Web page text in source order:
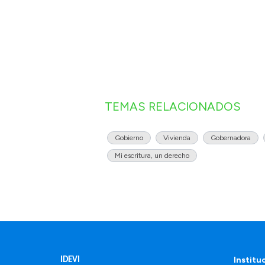
TEMAS RELACIONADOS
Gobierno Vivienda Gobernadora
Mi escritura, un derecho
IDEVI